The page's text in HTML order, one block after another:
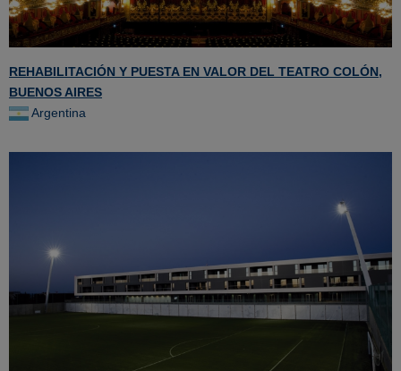
REHABILITACIÓN Y PUESTA EN VALOR DEL TEATRO COLÓN,
BUENOS AIRES
Argentina